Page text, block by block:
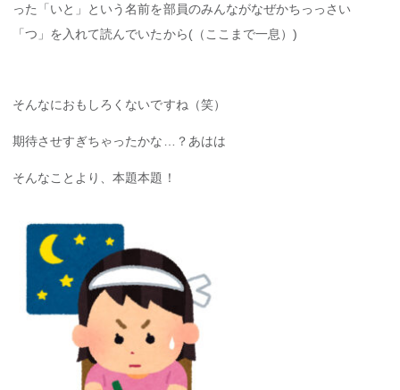
った「いと」という名前を部員のみんながなぜかちっっさい
「つ」を入れて読んでいたから(（ここまで一息）)
そんなにおもしろくないですね（笑）
期待させすぎちゃったかな…？あはは
そんなことより、本題本題！